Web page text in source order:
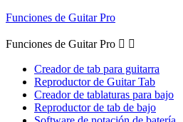
Funciones de Guitar Pro
Funciones de Guitar Pro  
Creador de tab para guitarra
Reproductor de Guitar Tab
Creador de tablaturas para bajo
Reproductor de tab de bajo